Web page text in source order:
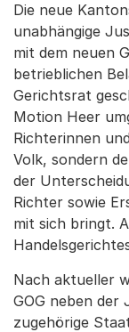
Die neue
unabhängige
mit dem neuen
betrieblichen
Gerichtsrat
Motion Heer
Richterinnen
Volk, sondern
der
Richter sowie
mit sich bringt.
Nach aktueller
GOG neben der
zugehörige